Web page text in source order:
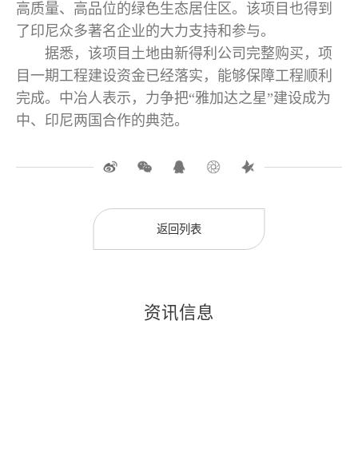
高质量、高品位的绿色生态居住区。该项目也得到
了印尼众多著名企业的大力支持和参与。
据悉，该项目土地由新得利公司完整购买，项
目一期工程建设资金已经落实，能够保障工程顺利
完成。中冶人表示，力争把“雅加达之星”建设成为
中、印尼两国合作的典范。
返回列表
资讯信息